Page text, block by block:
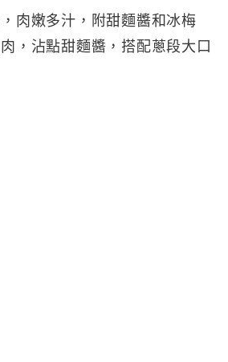
肉嫩多汁，附甜麵醬和冰梅
，沾點甜麵醬，搭配蔥段大口